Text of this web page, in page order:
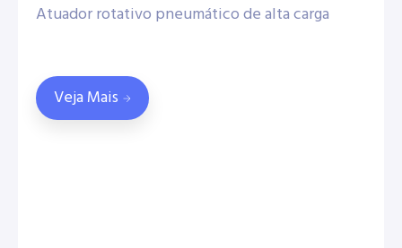
Atuador rotativo pneumático de alta carga
Veja Mais